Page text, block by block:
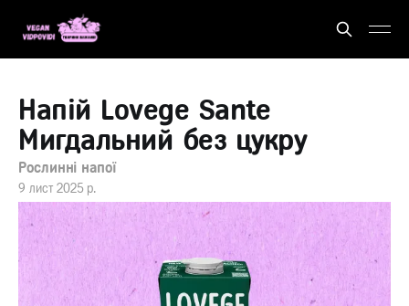
Напій Lovege Sante
Мигдальний без цукру
Рослинні напої
9 лист 2025 р.